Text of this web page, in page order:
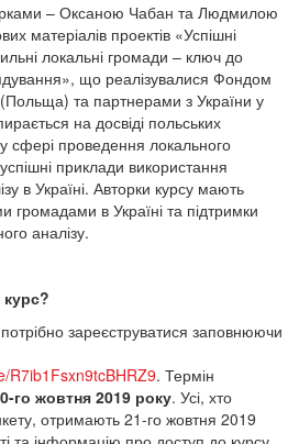
– Оксаною Чабан та Людмилою
матеріалів проектів «Успішні
локальні громади – ключ до
що реалізувалися Фондом
(Польща) та партнерами з України у
на досвіді польських
у сфері проведення локального
приклади використання
в Україні. Авторки курсу мають
громадами в Україні та підтримки
аналізу.
?
зареєструватися заповнюючи
R7ib1Fsxn9tcBHRZ9. Термін
го жовтня 2019 року. Усі, хто
отримають 21-го жовтня 2019